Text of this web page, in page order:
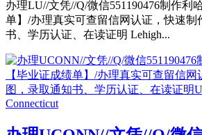
办理LU//文凭//Q/微信551190476制作利
单】/办理真实可查留信网认证，快速制
书、学历认证、在读证明 Lehigh...